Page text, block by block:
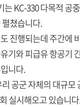
는 KC-330 다목적 공
쳤습니다.
진행되는데 주간에
기와 피급유 항공기
니다.
공군 자체의 대규모
실시해오고 있습니다.